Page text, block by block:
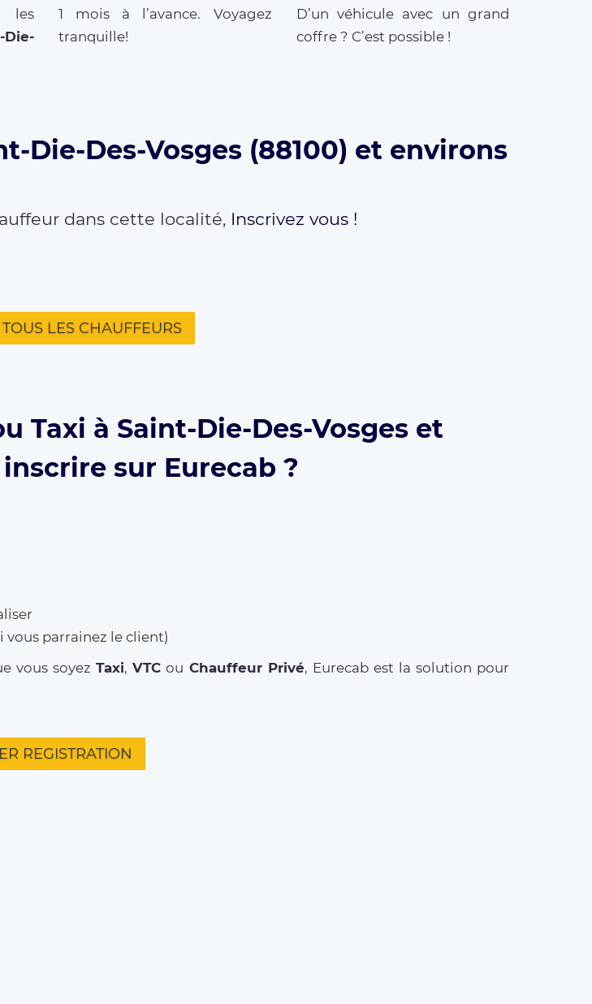
les
Die-
1 mois à l’avance. Voyagez
tranquille!
D’un véhicule avec un grand
coffre ? C’est possible !
Die-Des-Vosges (88100) et environs
dans cette localité, Inscrivez vous !
LES CHAUFFEURS
Taxi à Saint-Die-Des-Vosges et
sur Eurecab ?
vous parrainez le client)
vous soyezTaxi,VTC ou Chauffeur Privé, Eurecab est la solution pour
REGISTRATION